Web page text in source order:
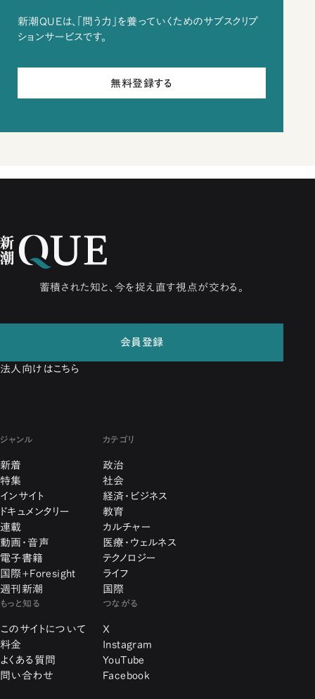
新潮QUEは、「問う力」を養っていくためのサブスクリプ
ションサービスです。
無料登録する
蓄積された知と、今を捉え直す視点が交わる。
会員登録
法人向けはこちら
ジャンル
新着
特集
インサイト
ドキュメンタリー
連載
動画・音声
電子書籍
国際+Foresight
週刊新潮
カテゴリ
政治
社会
経済・ビジネス
教育
カルチャー
医療・ウェルネス
テクノロジー
ライフ
国際
もっと知る
このサイトについて
料金
よくある質問
問い合わせ
つながる
X
Instagram
YouTube
Facebook